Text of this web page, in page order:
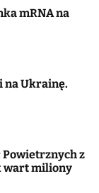
mRNA na
na Ukrainę.
Powietrznych z
wart miliony